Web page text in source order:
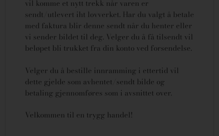
vil komme et nytt trekk når varen er
sendt/utlevert iht lovverket. Har du valgt å betale
med faktura blir denne sendt når du henter eller
vi sender bildet til deg. Velger du å få tilsendt vil
beløpet bli trukket fra din konto ved forsendelse.
Velger du å bestille innramming i ettertid vil
dette gjelde som avhentet/sendt bilde og
betaling gjennomføres som i avsnittet over.
Velkommen til en trygg handel!